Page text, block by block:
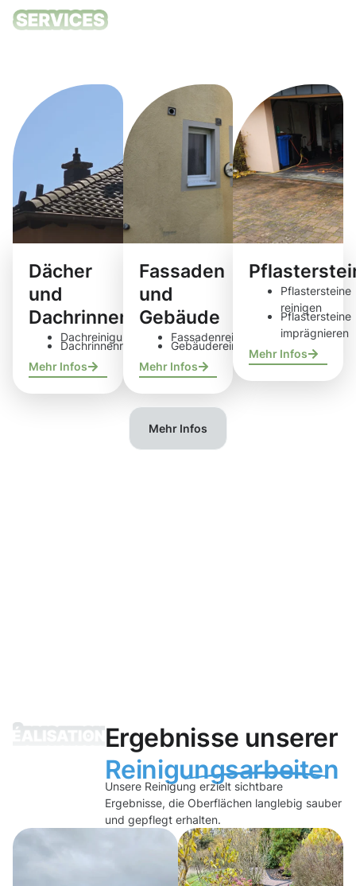
Dächer
und
Dachrinnen
Dachreinigung
Dachrinnenreinigung
Mehr Infos
Fassaden
und
Gebäude
Fassadenreinigung
Gebäudereinigung
Mehr Infos
Pflastersteine
reinigen
Pflastersteine
imprägnieren
Mehr Infos
Mehr Infos
Ergebnisse unserer
Reinigungsarbeiten
Unsere Reinigung erzielt sichtbare
Ergebnisse, die Oberflächen langlebig sauber
und gepflegt erhalten.